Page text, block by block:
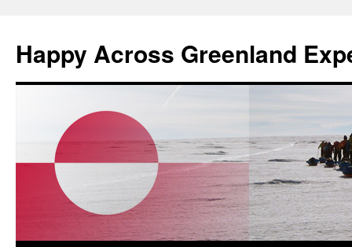
Happy Across Greenland